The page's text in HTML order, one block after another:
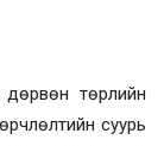
дөрвөн төрлийн
суурь